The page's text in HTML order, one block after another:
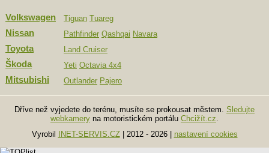
Volkswagen Tiguan Tuareg
Nissan Pathfinder Qashqai Navara
Toyota Land Cruiser
Škoda Yeti Octavia 4x4
Mitsubishi Outlander Pajero
Dříve než vyjedete do terénu, musíte se prokousat městem. Sledujte
webkamery na motoristickém portálu Chcižít.cz.
Vyrobil
INET-SERVIS.CZ| 2012 - 2026| nastavení cookies